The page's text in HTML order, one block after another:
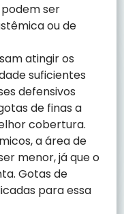
ser
ou de
atingir os
suficientes
defensivos
de finas a
cobertura.
a área de
menor, já que o
Gotas de
para essa